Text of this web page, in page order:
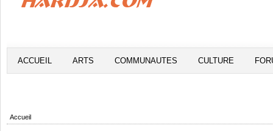
ACCUEIL ARTS COMMUNAUTES CULTURE
Accueil